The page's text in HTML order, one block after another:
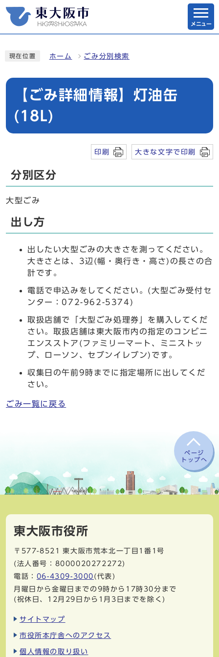
メニュー
現在位置 ホーム ごみ分別検索
【ごみ詳細情報】灯油缶
(18L)
印刷 大きな文字で印刷
分別区分
大型ごみ
出し方
出したい大型ごみの大きさを測ってください。
大きさとは、3辺(幅・奥行き・高さ)の長さの合
計です。
電話で申込みをしてください。(大型ごみ受付セ
ンター：072-962-5374)
取扱店舗で「大型ごみ処理券」を購入してくだ
さい。取扱店舗は東大阪市内の指定のコンビニ
エンスストア(ファミリーマート、ミニストッ
プ、ローソン、セブンイレブン)です。
収集日の午前9時までに指定場所に出してくだ
さい。
ごみ一覧に戻る
ページ
トップへ
東大阪市役所
〒577-8521
東大阪市荒本北一丁目1番1号
(法人番号：8000020272272)
電話： 06-4309-3000 (代表)
月曜日から金曜日までの9時から17時30分まで
(祝休日、12月29日から1月3日までを除く)
サイトマップ
市役所本庁舎へのアクセス
個人情報の取り扱い